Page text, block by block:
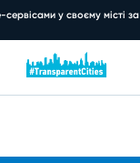
у своєму місті за